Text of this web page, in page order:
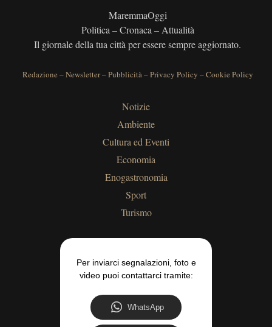
MaremmaOggi
Politica – Cronaca – Attualità
Il giornale della tua città per essere sempre aggiornato.
Redazione –Newsletter–Pubblicità–Privacy Policy –Cookie Policy
Notizie
Ambiente
Cultura ed Eventi
Economia
Enogastronomia
Sport
Turismo
Per inviarci segnalazioni, foto e
video puoi contattarci tramite:
WhatsApp